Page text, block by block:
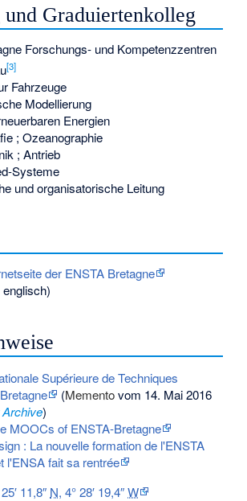
und Graduiertenkolleg
Forschungs- und Kompetenzzentren
[3]
Fahrzeuge
Modellierung
Energien
; Ozeanographie
; Antrieb
Systeme
und organisatorische Leitung
der ENSTA Bretagne
Supérieure de Techniques
(Mementovom 14. Mai 2016
)
MOOCs of ENSTA-Bretagne
: La nouvelle formation de l'ENSTA
l'ENSA fait sa rentrée
11,8″ N,4° 28′ 19,4″W